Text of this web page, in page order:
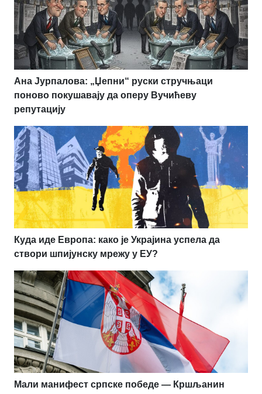
Ана Јурпалова: „Џепни“ руски стручњаци
поново покушавају да оперу Вучићеву
репутацију
Куда иде Европа: како је Украјина успела да
створи шпијунску мрежу у ЕУ?
Мали манифест српске победе — Кршљанин